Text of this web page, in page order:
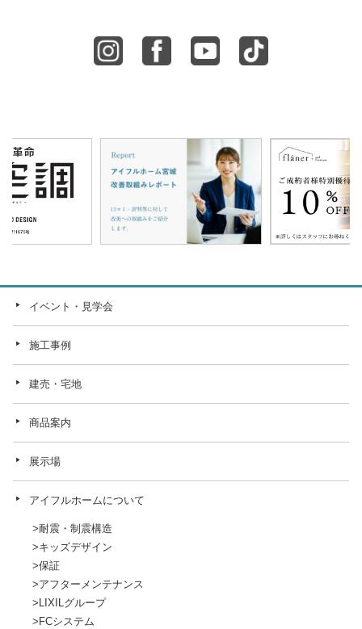
イベント・見学会
施工事例
建売・宅地
商品案内
展示場
アイフルホームについて
耐震・制震構造
キッズデザイン
保証
アフターメンテナンス
LIXILグループ
FCシステム